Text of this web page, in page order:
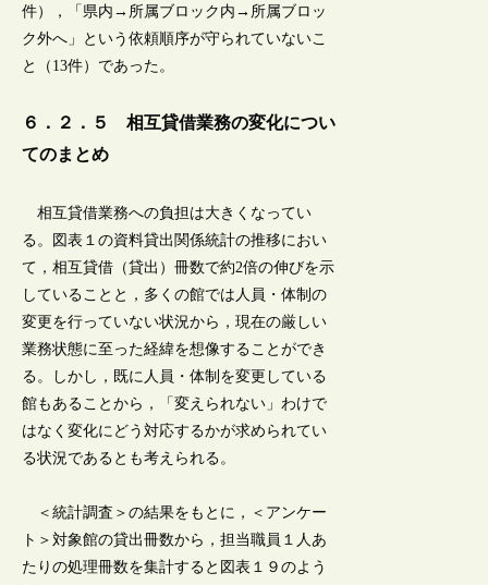
件），「県内→所属ブロック内→所属ブロッ
ク外へ」という依頼順序が守られていないこ
と（13件）であった。
６．２．５ 相互貸借業務の変化につい
てのまとめ
相互貸借業務への負担は大きくなってい
る。図表１の資料貸出関係統計の推移におい
て，相互貸借（貸出）冊数で約2倍の伸びを示
していることと，多くの館では人員・体制の
変更を行っていない状況から，現在の厳しい
業務状態に至った経緯を想像することができ
る。しかし，既に人員・体制を変更している
館もあることから，「変えられない」わけで
はなく変化にどう対応するかが求められてい
る状況であるとも考えられる。
＜統計調査＞の結果をもとに，＜アンケー
ト＞対象館の貸出冊数から，担当職員１人あ
たりの処理冊数を集計すると図表１９のよう